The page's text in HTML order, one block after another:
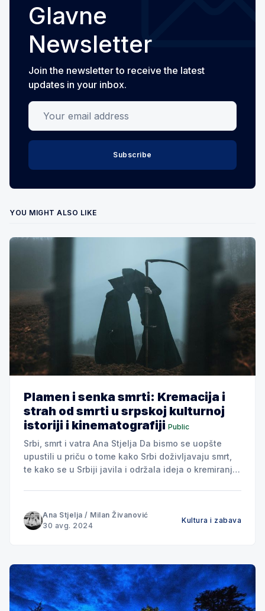
Glavne
Newsletter
Join the newsletter to receive the latest
updates in your inbox.
Your email address
Subscribe
YOU MIGHT ALSO LIKE
Plamen i senka smrti: Kremacija i
strah od smrti u srpskoj kulturnoj
istoriji i kinematografiji Public
Srbi, smrt i vatra Ana Stjelja Da bismo se uopšte
upustili u priču o tome kako Srbi doživljavaju smrt,
te kako se u Srbiji javila i održala ideja o kremiranju
pronađena vatra, jer je to
Ana Stjelja / Milan Živanović
30 avg. 2024
Kultura i zabava